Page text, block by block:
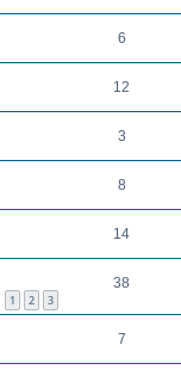
6
12
3
8
14
1 2 3
38
7